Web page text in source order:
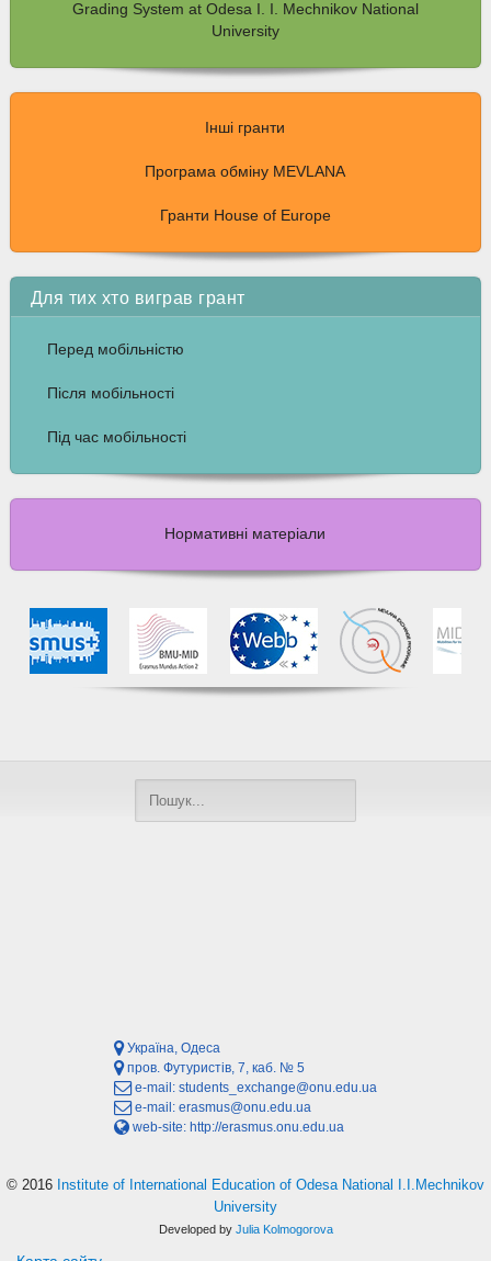
Grading System at Odesa I. I. Mechnikov National
University
Інші гранти
Програма обміну MEVLANA
Гранти House of Europe
Для тих хто виграв грант
Перед мобільністю
Після мобільності
Під час мобільності
Нормативні матеріали
Україна, Одеса
пров. Футуристів, 7, каб. № 5
e-mail: students_exchange@onu.edu.ua
e-mail: erasmus@onu.edu.ua
web-site: http://erasmus.onu.edu.ua
© 2016 Institute of International Education of Odesa National I.I.Mechnikov
University
Developed by Julia Kolmogorova